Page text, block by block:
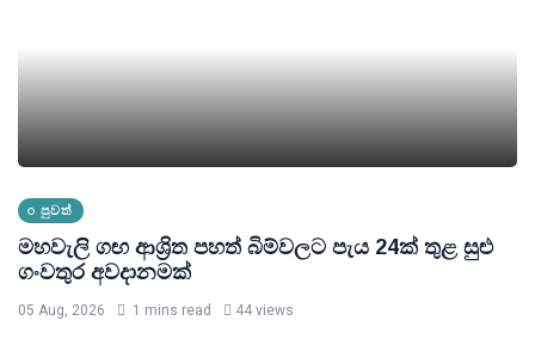
පුවත්
මහවැලි ගඟ ආශ්‍රිත පහත් බිම්වලට පැය 24ක් තුළ සුළු
ගංවතුර අවදානමක්
05 Aug, 2026 1 mins read 44 views